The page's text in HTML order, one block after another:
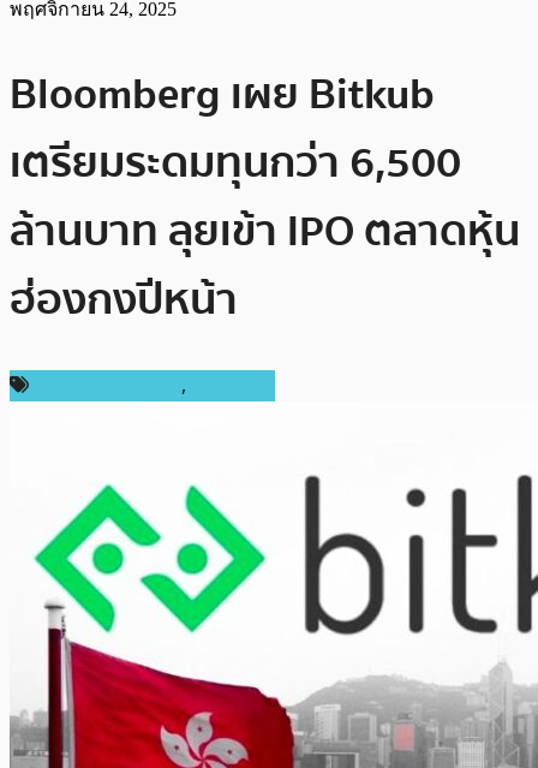
พฤศจิกายน 24, 2025
Bloomberg เผย Bitkub
เตรียมระดมทุนกว่า 6,500
ล้านบาท ลุยเข้า IPO ตลาดหุ้น
ฮ่องกงปีหน้า
,